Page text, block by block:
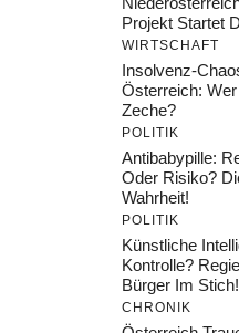
Projekt Startet
WIRTSCHAFT
Insolvenz-
Österreich:
Zeche?
POLITIK
Antibabypille:
Oder Risiko?
Wahrheit!
POLITIK
Künstliche
Kontrolle?
Bürger Im Stich!
CHRONIK